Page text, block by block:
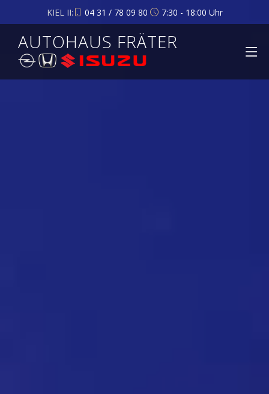
KIEL II: 04 31 / 78 09 80 7:30 - 18:00 Uhr
AUTOHAUS FRÄTER